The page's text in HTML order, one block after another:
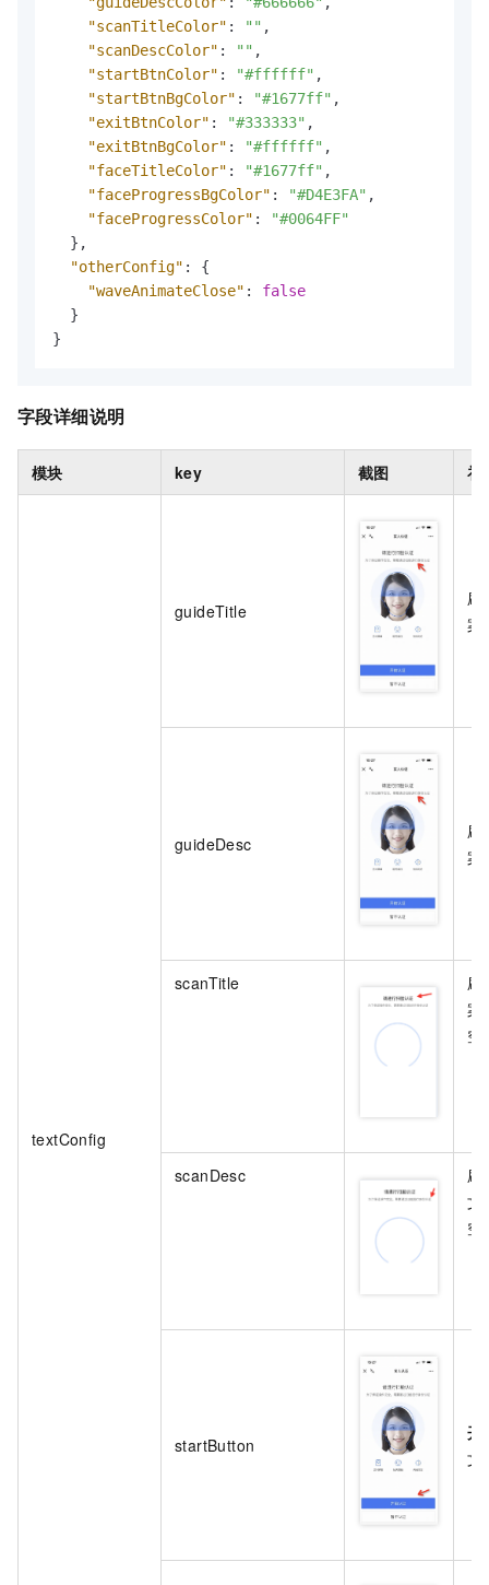
"scanTitleColor" : "" ,
"scanDescColor" : "" ,
"startBtnColor" : "#ffffff" ,
"startBtnBgColor" : "#1677ff" ,
"exitBtnColor" : "#333333" ,
"exitBtnBgColor" : "#ffffff" ,
"faceTitleColor" : "#1677ff" ,
"faceProgressBgColor" : "#D4E3FA" ,
"faceProgressColor" :
"#0064FF"
} ,
"otherConfig" :
{
"waveAnimateClose" :
false
}
}
字段详细说明
模块 key 截图 补
textConfig
guideTitle
刷
案
guideDesc
刷
案
scanTitle
刷
案
空
scanDesc
刷
文
空
startButton
开
文